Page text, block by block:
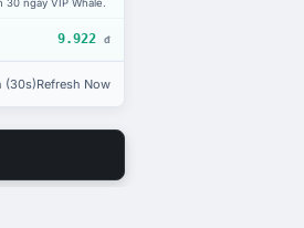
ngày VIP Whale.
9.922 đ
(30s)Refresh Now